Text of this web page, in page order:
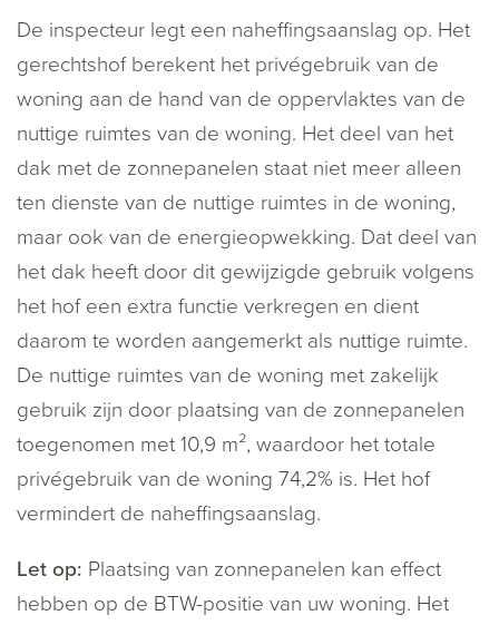
De inspecteur legt een naheffingsaanslag op. Het
gerechtshof berekent het privégebruik van de
woning aan de hand van de oppervlaktes van de
nuttige ruimtes van de woning. Het deel van het
dak met de zonnepanelen staat niet meer alleen
ten dienste van de nuttige ruimtes in de woning,
maar ook van de energieopwekking. Dat deel van
het dak heeft door dit gewijzigde gebruik volgens
het hof een extra functie verkregen en dient
daarom te worden aangemerkt als nuttige ruimte.
De nuttige ruimtes van de woning met zakelijk
gebruik zijn door plaatsing van de zonnepanelen
toegenomen met 10,9 m², waardoor het totale
privégebruik van de woning 74,2% is. Het hof
vermindert de naheffingsaanslag.
Let op: Plaatsing van zonnepanelen kan effect
hebben op de BTW-positie van uw woning. Het